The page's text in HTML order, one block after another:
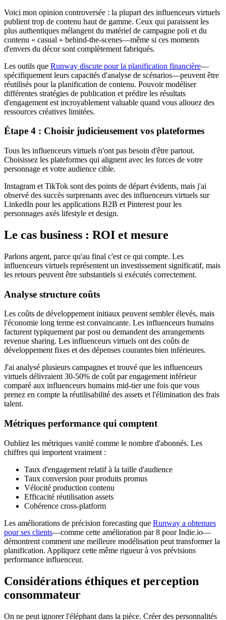
Voici mon opinion controversée : la plupart des influenceurs virtuels
publient trop de contenu haut de gamme. Ceux qui paraissent les
plus authentiques mélangent du matériel de campagne poli et du
contenu « casual » behind-the-scenes—même si ces moments
d'envers du décor sont complètement fabriqués.
Les outils que Runway discute pour la planification financière—
spécifiquement leurs capacités d'analyse de scénarios—peuvent être
réutilisés pour la planification de contenu. Pouvoir modéliser
différentes stratégies de publication et prédire les résultats
d'engagement est incroyablement valuable quand vous allouez des
ressources créatives limitées.
Étape 4 : Choisir judicieusement vos plateformes
Tous les influenceurs virtuels n'ont pas besoin d'être partout.
Choisissez les plateformes qui alignent avec les forces de votre
personnage et votre audience cible.
Instagram et TikTok sont des points de départ évidents, mais j'ai
observé des succès surprenants avec des influenceurs virtuels sur
LinkedIn pour les applications B2B et Pinterest pour les
personnages axés lifestyle et design.
Le cas business : ROI et mesure
Parlons argent, parce qu'au final c'est ce qui compte. Les
influenceurs virtuels représentent un investissement significatif, mais
les retours peuvent être substantiels si exécutés correctement.
Analyse structure coûts
Les coûts de développement initiaux peuvent sembler élevés, mais
l'économie long terme est convaincante. Les influenceurs humains
facturent typiquement par post ou demandent des arrangements
revenue sharing. Les influenceurs virtuels ont des coûts de
développement fixes et des dépenses courantes bien inférieures.
J'ai analysé plusieurs campagnes et trouvé que les influenceurs
virtuels délivraient 30-50% de coût par engagement inférieur
comparé aux influenceurs humains mid-tier une fois que vous
prenez en compte la réutilisabilité des assets et l'élimination des frais
talent.
Métriques performance qui comptent
Oubliez les métriques vanité comme le nombre d'abonnés. Les
chiffres qui importent vraiment :
Taux d'engagement relatif à la taille d'audience
Taux conversion pour produits promus
Vélocité production contenu
Efficacité réutilisation assets
Cohérence cross-platform
Les améliorations de précision forecasting que Runway a obtenues
pour ses clients—comme cette amélioration par 8 pour Indie.io—
démontrent comment une meilleure modélisation peut transformer la
planification. Appliquez cette même rigueur à vos prévisions
performance influenceur.
Considérations éthiques et perception
consommateur
On ne peut ignorer l'éléphant dans la pièce. Créer des personnalités